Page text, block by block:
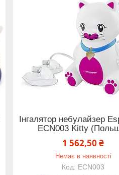
Інгалятор небулайзер
ECN003 Kitty
1 562,50 ₴
Немає в наявності
ECN003